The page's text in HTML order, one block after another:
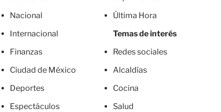
Nacional
Internacional
Finanzas
Ciudad de México
Deportes
Espectáculos
Última Hora
Temas de interés
Redes sociales
Alcaldías
Cocina
Salud